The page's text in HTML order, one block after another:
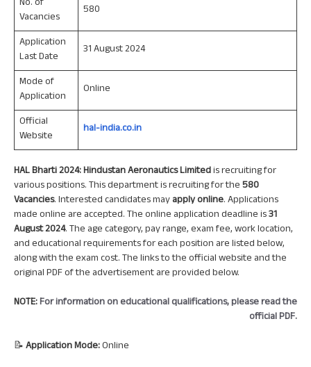
No. of
Vacancies
580
Application
Last Date
31 August 2024
Mode of
Application
Online
Official
Website
hal-india.co.in
HAL Bharti 2024:Hindustan Aeronautics Limitedis recruiting for
various positions. This department is recruiting for the580
Vacancies. Interested candidates mayapply online. Applications
made online are accepted. The online application deadline is31
August 2024. The age category, pay range, exam fee, work location,
and educational requirements for each position are listed below,
along with the exam cost. The links to the official website and the
original PDF of the advertisement are provided below.
NOTE:For information on educational qualifications, please read the
official PDF.
📝Application Mode:Online